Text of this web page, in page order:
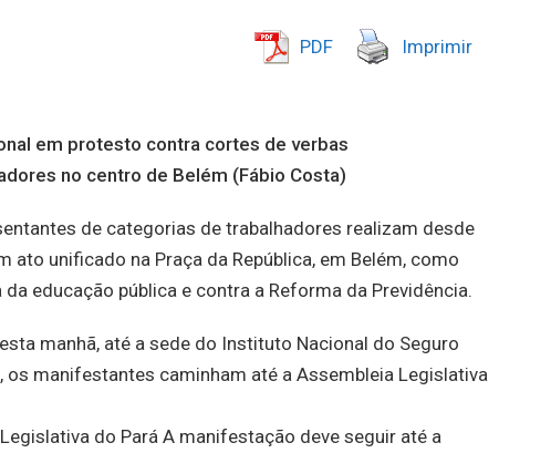
PDF Imprimir
em protesto contra cortes de verbas
no centro de Belém (Fábio Costa)
de categorias de trabalhadores realizam desde
unificado na Praça da República, em Belém, como
educação pública e contra a Reforma da Previdência.
manhã, até a sede do Instituto Nacional do Seguro
os manifestantes caminham até a Assembleia Legislativa
do Pará A manifestação deve seguir até a